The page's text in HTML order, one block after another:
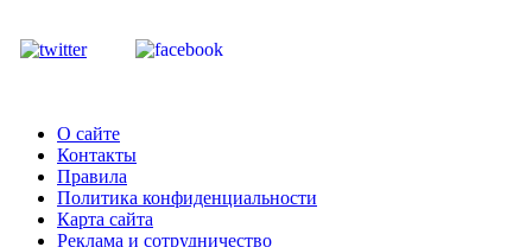
О сайте
Контакты
Правила
Политика конфиденциальности
Карта сайта
Реклама и сотрудничество